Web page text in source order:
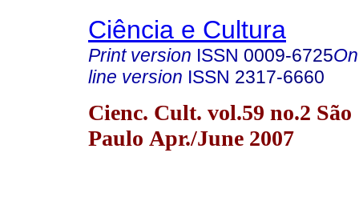
Ciência e Cultura
Print version ISSN 0009-6725
line version ISSN 2317-6660
Cienc. Cult. vol.59 no.2 São
Paulo Apr./June 2007